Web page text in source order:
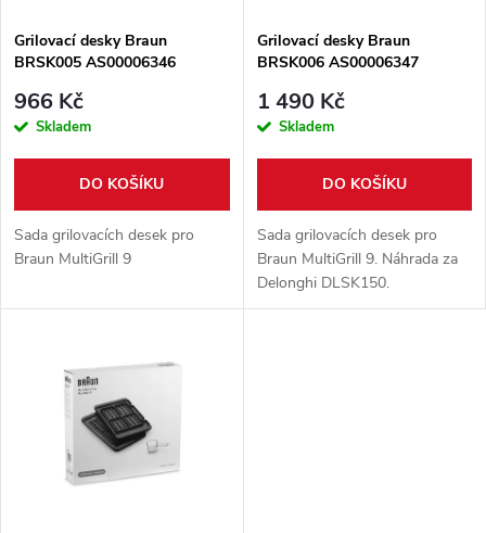
p
r
o
d
u
s
p
r
d
u
Grilovací desky Braun
BRSK005 AS00006346
966 Kč
Skladem
DO KOŠÍKU
Sada grilovacích desek pro
Braun MultiGrill 9
Grilovací desky Braun
BRSK006 AS00006347
1 490 Kč
Skladem
DO KOŠÍKU
Sada grilovacích desek pro
Braun MultiGrill 9. Náhrada za
Delonghi DLSK150.